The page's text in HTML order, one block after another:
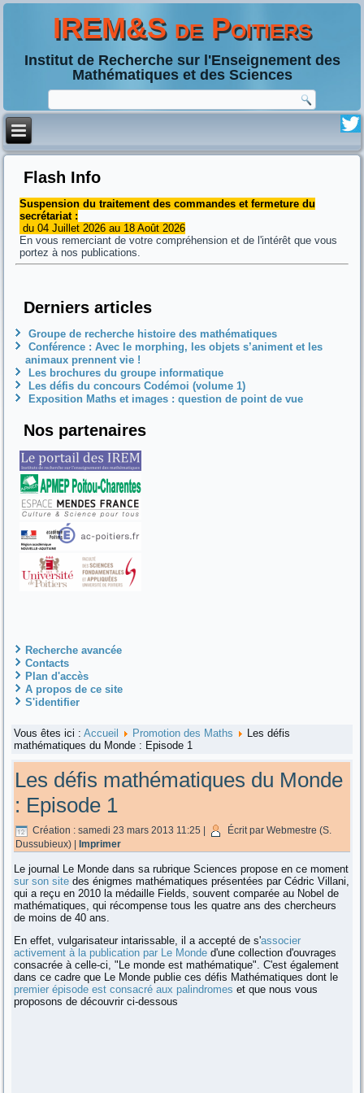
IREM&S de Poitiers
Institut de Recherche sur l'Enseignement des
Mathématiques et des Sciences
Flash Info
Suspension du traitement des commandes et fermeture du
secrétariat :
du 04 Juillet 2026 au 18 Août 2026
En vous remerciant de votre compréhension et de l'intérêt que vous
portez à nos publications.
Derniers articles
Groupe de recherche histoire des mathématiques
Conférence : Avec le morphing, les objets s’animent et les
animaux prennent vie !
Les brochures du groupe informatique
Les défis du concours Codémoi (volume 1)
Exposition Maths et images : question de point de vue
Nos partenaires
Recherche avancée
Contacts
Plan d'accès
A propos de ce site
S'identifier
Vous êtes ici :Accueil Promotion des Maths
Les défis
mathématiques du Monde : Episode 1
Les défis mathématiques du Monde
: Episode 1
Création : samedi 23 mars 2013 11:25 |
Écrit par Webmestre (S.
Dussubieux) |Imprimer
Le journal Le Monde dans sa rubrique Sciences propose en ce moment
sur son site des énigmes mathématiques présentées par Cédric Villani,
qui a reçu en 2010 la médaille Fields, souvent comparée au Nobel de
mathématiques, qui récompense tous les quatre ans des chercheurs
de moins de 40 ans.
En effet, vulgarisateur intarissable, il a accepté de s'associer
activement à la publication par Le Monde d'une collection d'ouvrages
consacrée à celle-ci, "Le monde est mathématique". C'est également
dans ce cadre que Le Monde publie ces défis Mathématiques dont le
premier épisode est consacré aux palindromes et que nous vous
proposons de découvrir ci-dessous